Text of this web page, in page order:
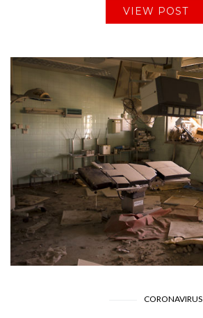
VIEW POST
CORONAVIRUS